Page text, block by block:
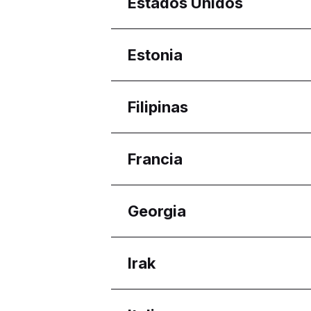
Aragón
Regiones
Ariana Governorate
Estonia
Regiones
Harju maakond
Filipinas
Regiones
Calabarzon
Davao Region
Francia
Regiones
Nouvelle-Aquitaine
Georgia
Regiones
Adjara
Irak